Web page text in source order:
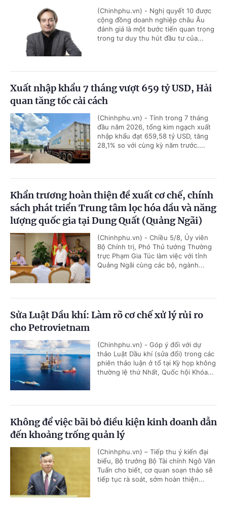
(Chinhphu.vn) - Nghị quyết 10 được
cộng đồng doanh nghiệp châu Âu
đánh giá là một bước tiến quan trọng
trong tư duy thu hút đầu tư của...
Xuất nhập khẩu 7 tháng vượt 659 tỷ USD, Hải
quan tăng tốc cải cách
(Chinhphu.vn) - Tính trong 7 tháng
đầu năm 2026, tổng kim ngạch xuất
nhập khẩu đạt 659,58 tỷ USD, tăng
28,1% so với cùng kỳ năm trước....
Khẩn trương hoàn thiện đề xuất cơ chế, chính
sách phát triển Trung tâm lọc hóa dầu và năng
lượng quốc gia tại Dung Quất (Quảng Ngãi)
(Chinhphu.vn) - Chiều 5/8, Ủy viên
Bộ Chính trị, Phó Thủ tướng Thường
trực Phạm Gia Túc làm việc với tỉnh
Quảng Ngãi cùng các bộ, ngành...
Sửa Luật Dầu khí: Làm rõ cơ chế xử lý rủi ro
cho Petrovietnam
(Chinhphu.vn) - Góp ý đối với dự
thảo Luật Dầu khí (sửa đổi) trong các
phiên thảo luận ở tổ tại Kỳ họp không
thường lệ thứ Nhất, Quốc hội Khóa...
Không để việc bãi bỏ điều kiện kinh doanh dẫn
đến khoảng trống quản lý
(Chinhphu.vn) – Tiếp thu ý kiến đại
biểu, Bộ trưởng Bộ Tài chính Ngô Văn
Tuấn cho biết, cơ quan soạn thảo sẽ
tiếp tục rà soát, sớm hoàn thiện...